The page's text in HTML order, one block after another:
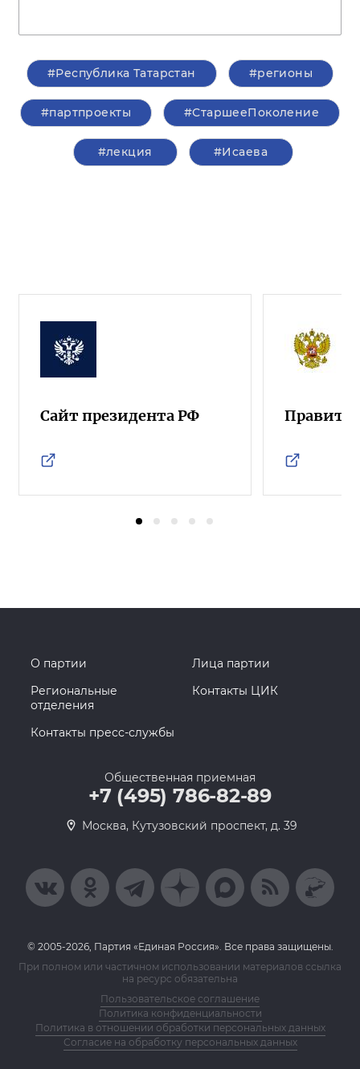
#Республика Татарстан #регионы
#партпроекты #СтаршееПоколение
#лекция #Исаева
Сайт президента РФ
О партии
Лица партии
Региональные
отделения
Контакты ЦИК
Контакты пресс-службы
Общественная приемная
+7 (495) 786-82-89
Москва, Кутузовский проспект, д. 39
© 2005-2026, Партия «Единая Россия». Все права защищены.
При полном или частичном использовании материалов ссылка
на ресурс обязательна
Пользовательское соглашение
Политика конфиденциальности
Политика в отношении обработки персональных данных
Согласие на обработку персональных данных